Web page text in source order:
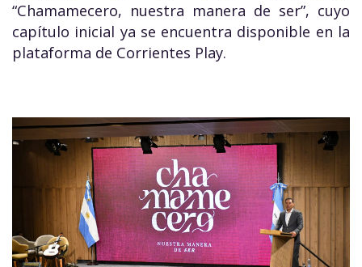
“Chamamecero, nuestra manera de ser”, cuyo
capítulo inicial ya se encuentra disponible en la
plataforma de Corrientes Play.